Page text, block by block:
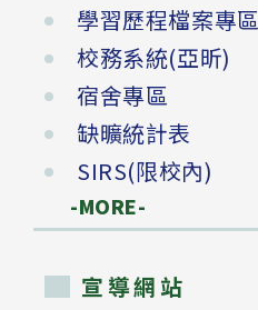
學習歷程檔案專區
校務系統(亞昕)
宿舍專區
缺曠統計表
SIRS(限校內)
-MORE-
宣導網站